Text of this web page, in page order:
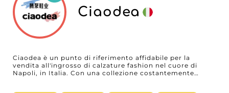
Ciaodea
Ciaodea è un punto di riferimento affidabile per la
vendita all'ingrosso di calzature fashion nel cuore di
Napoli, in Italia. Con una collezione costantemente